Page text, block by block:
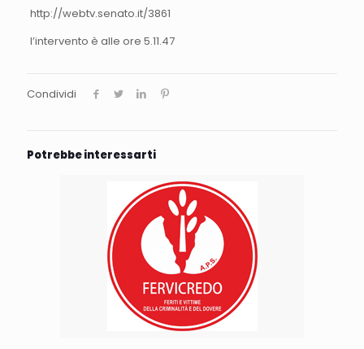
http://webtv.senato.it/3861
l’intervento è alle ore 5.11.47
Condividi
Potrebbe interessarti